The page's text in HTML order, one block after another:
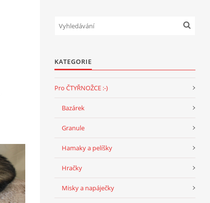
KATEGORIE
Pro ČTYŘNOŽCE :-)
Bazárek
Granule
Hamaky a pelíšky
Hračky
Misky a napáječky